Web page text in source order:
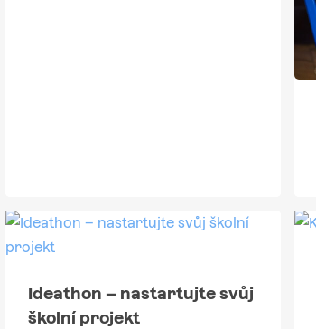
Ideathon – nastartujte svůj
školní projekt